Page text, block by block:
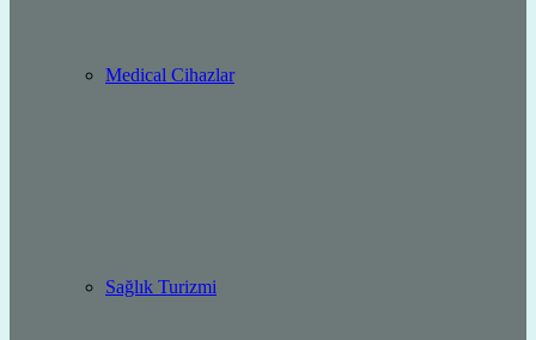
Medical Cihazlar
Sağlık Turizmi